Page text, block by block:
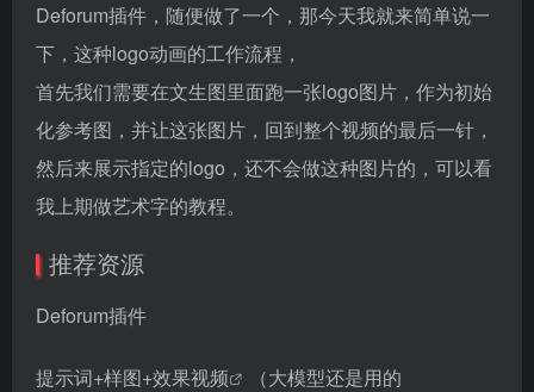
Deforum插件，随便做了一个，那今天我就来简单说一
下，这种logo动画的工作流程，
首先我们需要在文生图里面跑一张logo图片，作为初始
化参考图，并让这张图片，回到整个视频的最后一针，
然后来展示指定的logo，还不会做这种图片的，可以看
我上期做艺术字的教程。
推荐资源
Deforum插件
提示词+样图+效果视频
（大模型还是用的